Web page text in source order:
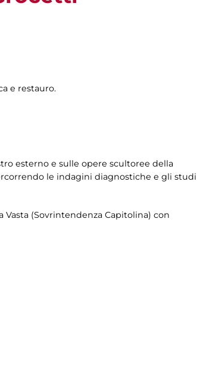
e restauro.
esterno e sulle opere scultoree della
le indagini diagnostiche e gli studi
(Sovrintendenza Capitolina) con